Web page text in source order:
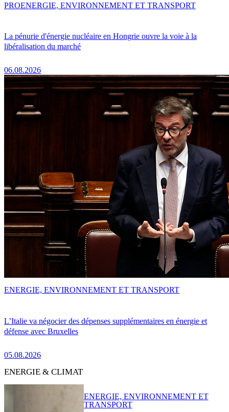
La pénurie d'énergie nucléaire en Hongrie ouvre la voie à la
libéralisation du marché
06.08.2026
PROENERGIE, ENVIRONNEMENT ET TRANSPORT
L’Italie va négocier des dépenses supplémentaires en énergie et
défense avec Bruxelles
05.08.2026
ENERGIE, ENVIRONNEMENT ET TRANSPORT
ENERGIE & CLIMAT
ENERGIE, ENVIRONNEMENT ET
TRANSPORT